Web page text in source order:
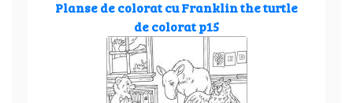
Planse de colorat cu Franklin the turtle
de colorat p15